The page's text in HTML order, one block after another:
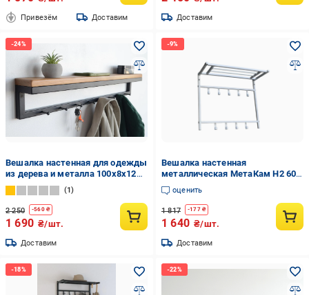
Привезём Доставим Доставим
Вешалка настенная для одежды
из дерева и металла 100x8x12
см 10 крючков Черный/Дуб
(CR.MW-2.7)
1
2 250 -560₴
1 690 ₴/шт.
Доставим
Вешалка настенная
металлическая МетаКам Н2 60
см Белый (11393504)
оценить
1 817 -177₴
1 640 ₴/шт.
Доставим